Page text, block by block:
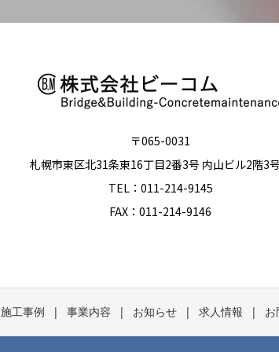
〒065-0031
札幌市東区北31条東16丁目2番3号 内山ビル2階3
TEL：011-214-9145
FAX：011-214-9146
施工事例 事業内容 お知らせ 求人情報 お